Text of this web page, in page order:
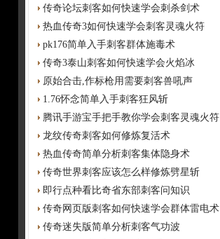
传奇论坛刺客如何快速学会刺杀剑术
热血传奇3如何快速学会刺客灵魂火符
pk176简单入手刺客群体施毒术
传奇3泰山刺客如何快速学会火焰冰
原始合击,作标枪用需要刺客兽吼声
1.76怀念简单入手刺客狂风斩
腾讯手游宝手把手教你学会刺客灵魂火符
龙纹传奇刺客如何修炼复活术
热血传奇简单分析刺客集体隐身术
传奇世界刺客应该怎么样修炼劈星斩
即行点种看比奇省东部刺客问知识
传奇网页版刺客如何快速学会群体雷电术
传奇迷失版简单分析刺客气功波